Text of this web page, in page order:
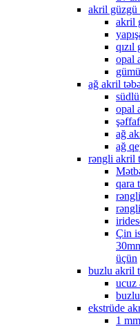
akril güzgü
akril
opal
ağ akril
opal
ağ
ağ
rəngli akril
qara
Çin
üçün
buzlu akril
ucuz
ekstrüde
1